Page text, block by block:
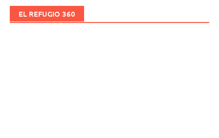
EL REFUGIO 360